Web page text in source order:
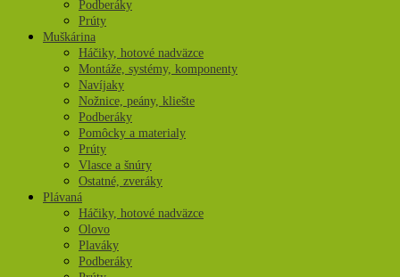
Podberáky
Prúty
Muškárina
Háčiky, hotové nadväzce
Montáže, systémy, komponenty
Navíjaky
Nožnice, peány, kliešte
Podberáky
Pomôcky a materialy
Prúty
Vlasce a šnúry
Ostatné, zveráky
Plávaná
Háčiky, hotové nadväzce
Olovo
Plaváky
Podberáky